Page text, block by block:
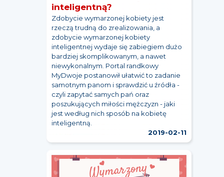
inteligentną?
Zdobycie wymarzonej kobiety jest
rzeczą trudną do zrealizowania, a
zdobycie wymarzonej kobiety
inteligentnej wydaje się zabiegiem dużo
bardziej skomplikowanym, a nawet
niewykonalnym. Portal randkowy
MyDwoje postanowił ułatwić to zadanie
samotnym panom i sprawdzić u źródła -
czyli zapytać samych pań oraz
poszukujących miłości mężczyzn - jaki
jest według nich sposób na kobietę
inteligentną.
2019-02-11